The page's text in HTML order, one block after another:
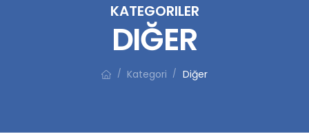
KATEGORILER
DIĞER
/ Kategori / Diğer